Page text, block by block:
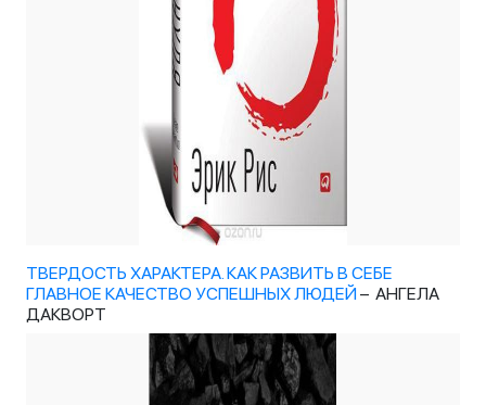
ТВЕРДОСТЬ ХАРАКТЕРА. КАК РАЗВИТЬ В СЕБЕ
ГЛАВНОЕ КАЧЕСТВО УСПЕШНЫХ ЛЮДЕЙ– АНГЕЛА
ДАКВОРТ